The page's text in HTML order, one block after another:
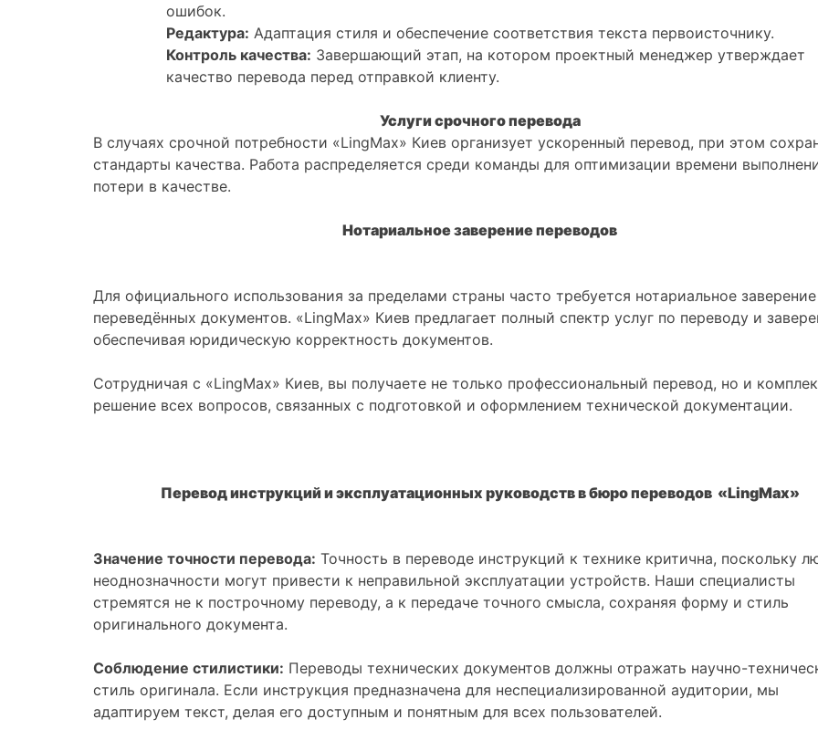
ошибок.
Редактура: Адаптация стиля и обеспечение соответствия текста первоисточнику.
Контроль качества: Завершающий этап, на котором проектный менеджер утверждает
качество перевода перед отправкой клиенту.
Услуги срочного перевода
В случаях срочной потребности «LingMax» Киев организует ускоренный перевод, при этом
стандарты качества. Работа распределяется среди команды для оптимизации времени
потери в качестве.
Нотариальное заверение переводов
Для официального использования за пределами страны часто требуется нотариальное заверение
переведённых документов. «LingMax» Киев предлагает полный спектр услуг по переводу и
обеспечивая юридическую корректность документов.
Сотрудничая с «LingMax» Киев, вы получаете не только профессиональный перевод, но и
решение всех вопросов, связанных с подготовкой и оформлением технической документации.
Перевод инструкций и эксплуатационных руководств в бюро переводов «LingMax»
Значение точности перевода: Точность в переводе инструкций к технике критична, поскольку
неоднозначности могут привести к неправильной эксплуатации устройств. Наши специалисты
стремятся не к построчному переводу, а к передаче точного смысла, сохраняя форму и стиль
оригинального документа.
Соблюдение стилистики: Переводы технических документов должны отражать научно-
стиль оригинала. Если инструкция предназначена для неспециализированной аудитории, мы
адаптируем текст, делая его доступным и понятным для всех пользователей.